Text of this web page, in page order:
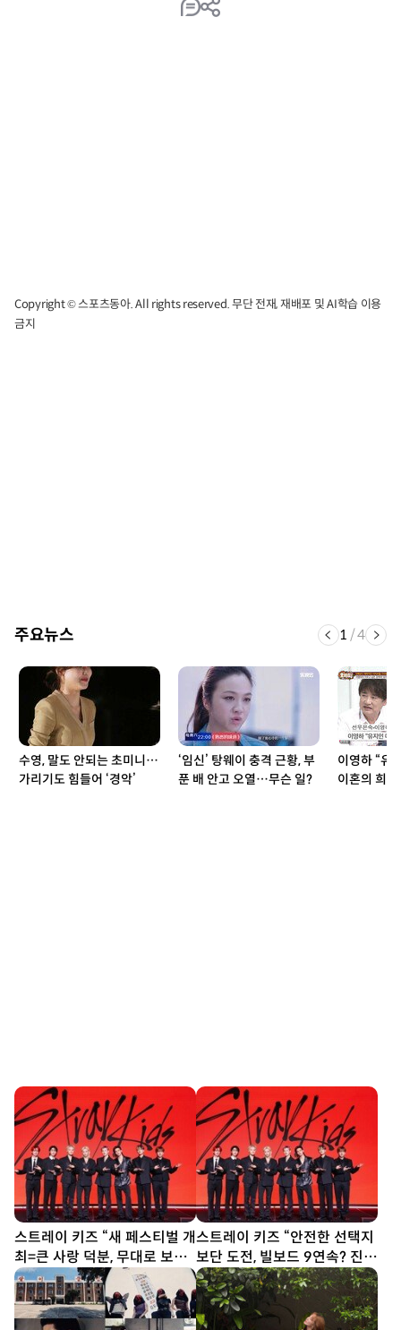
Copyright © 스포츠동아. All rights reserved. 무단 전재, 재배포 및 AI학습 이용
금지
주요뉴스 1 /4
수영, 말도 안되는 초미니…
가리기도 힘들어 ‘경악’
‘임신’ 탕웨이 충격 근황, 부
푼 배 안고 오열…무슨 일?
이영하 “유
이혼의 희
스트레이 키즈 “새 페스티벌 개
최=큰 사랑 덕분, 무대로 보답
할 것”
스트레이 키즈 “안전한 선택지
보단 도전, 빌보드 9연속? 진심
다할 뿐”